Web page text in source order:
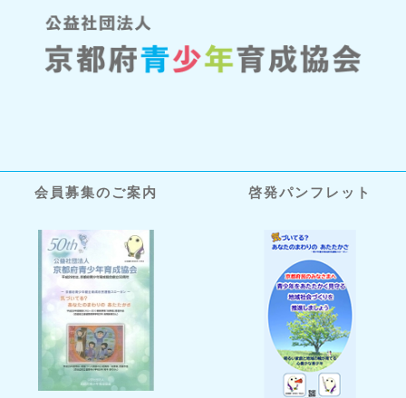
会員募集のご案内 啓発パンフレット